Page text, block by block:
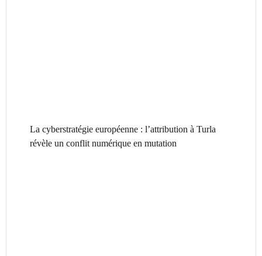
La cyberstratégie européenne : l’attribution à Turla
révèle un conflit numérique en mutation